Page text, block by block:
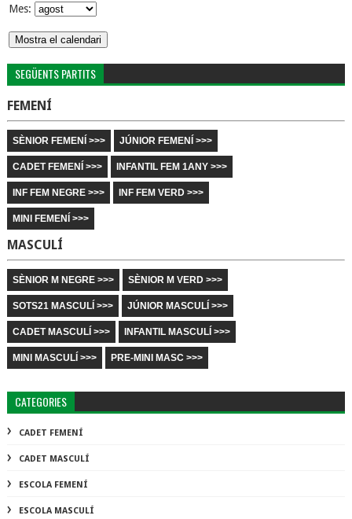
Mes:
SEGÜENTS PARTITS
FEMENÍ
SÈNIOR FEMENÍ >>> JÚNIOR FEMENÍ >>>
CADET FEMENÍ >>> INFANTIL FEM 1ANY >>>
INF FEM NEGRE >>> INF FEM VERD >>>
MINI FEMENÍ >>>
MASCULÍ
SÈNIOR M NEGRE >>> SÈNIOR M VERD >>>
SOTS21 MASCULÍ >>> JÚNIOR MASCULÍ >>>
CADET MASCULÍ >>> INFANTIL MASCULÍ >>>
MINI MASCULÍ >>> PRE-MINI MASC >>>
CATEGORIES
CADET FEMENÍ
CADET MASCULÍ
ESCOLA FEMENÍ
ESCOLA MASCULÍ